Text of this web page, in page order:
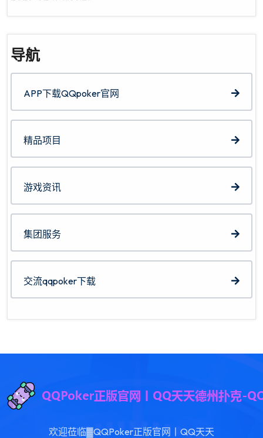
导航
APP下载QQpoker官网
精品项目
游戏资讯
集团服务
交流qqpoker下载
欢迎莅临▓QQPoker正版官网丨QQ天天